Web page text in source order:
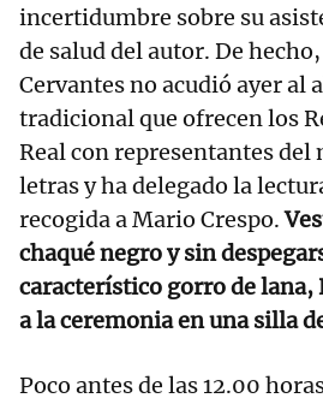
incertidumbre sobre su
de salud del autor. De
Cervantes no acudió ayer al
tradicional que ofrecen los
Real con representantes del
letras y ha delegado la
recogida a Mario Crespo.
chaqué negro y sin
característico gorro de lana,
a la ceremonia en una silla
Poco antes de las 12.00